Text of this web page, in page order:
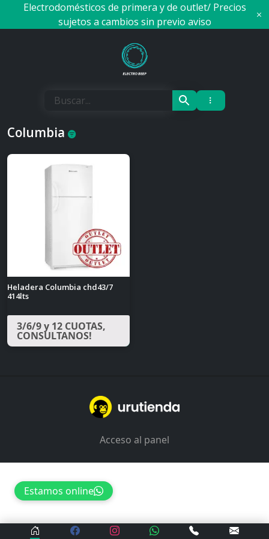
Electrodomésticos de primera y de outlet/ Precios
sujetos a cambios sin previo aviso
Electro Beep
Columbia
Heladera Columbia chd43/7
414lts
3/6/9 y 12 CUOTAS,
CONSULTANOS!
Acceso al panel
Estamos online